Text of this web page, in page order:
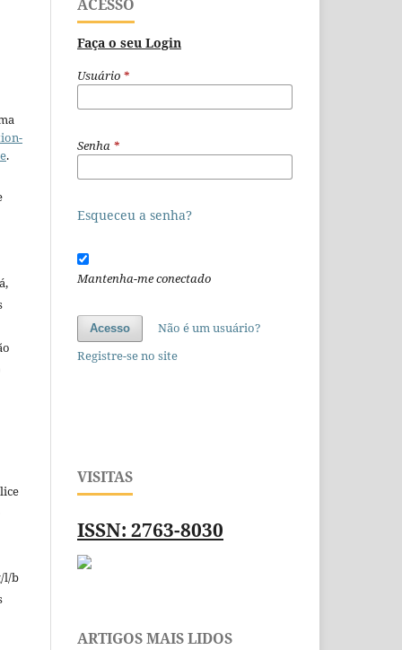
.
l/b
ACESSO
Faça o seu Login
Usuário *
Senha *
Esqueceu a senha?
Mantenha-me conectado
Acesso
Não é um usuário?
Registre-se no site
VISITAS
ISSN: 2763-8030
ARTIGOS MAIS LIDOS